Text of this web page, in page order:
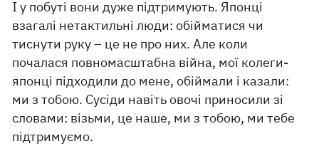
І у побуті вони дуже підтримують. Японці
взагалі нетактильні люди: обійматися чи
тиснути руку – це не про них. Але коли
почалася повномасштабна війна, мої колеги-
японці підходили до мене, обіймали і казали:
ми з тобою. Сусіди навіть овочі приносили зі
словами: візьми, це наше, ми з тобою, ми тебе
підтримуємо.